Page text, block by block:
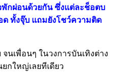
กผ่อนด้วยกัน ซึ่งแต่ละช็อตบ
ทั้งจุ๊บ แถมยังโชว์ความติด
นเพื่อนๆ ในวงการบันเทิงต่าง
กใหญ่เลยทีเดียว